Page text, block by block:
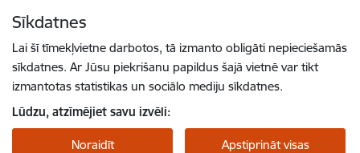
Sīkdatnes
Lai šī tīmekļvietne darbotos, tā izmanto obligāti nepieciešamās
sīkdatnes. Ar Jūsu piekrišanu papildus šajā vietnē var tikt
izmantotas statistikas un sociālo mediju sīkdatnes.
Lūdzu, atzīmējiet savu izvēli:
Noraidīt Apstiprināt visas